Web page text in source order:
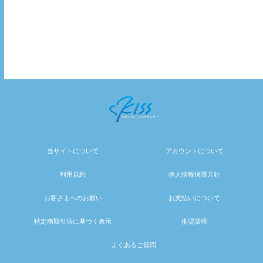
当サイトについて アカウントについて
利用規約 個人情報保護方針
お客さまへのお願い お支払いについて
特定商取引法に基づく表示 推奨環境
よくあるご質問